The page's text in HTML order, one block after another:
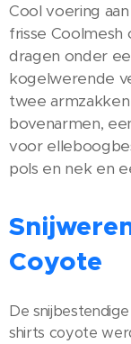
Cool voering
frisse
dragen onder
kogelwerende
twee
bovenarmen,
voor
pols en nek en
Coyote
De
shirts coyote